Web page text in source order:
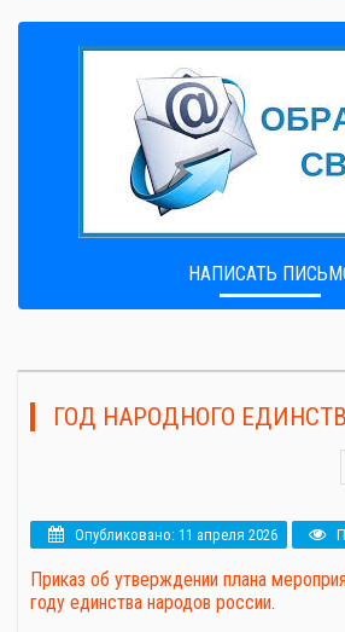
НАПИСАТЬ
ГОД НАРОДНОГО
Опубликовано: 11 апреля 2026
Приказ об утверждении плана
году единства народов россии.